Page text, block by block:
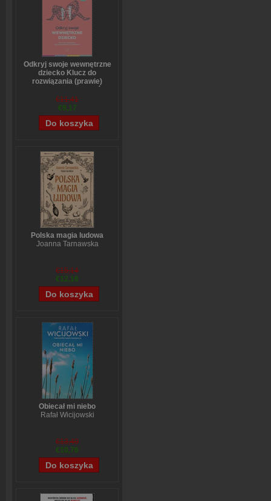
Odkryj swoje wewnętrzne
dziecko Klucz do
rozwiązania (prawie)
Stefanie Stahl
€11,41
€9,17
Polska magia ludowa
Joanna Tarnawska
€15,14
€12,16
Obiecał mi niebo
Rafał Wicijowski
€13,40
€10,76